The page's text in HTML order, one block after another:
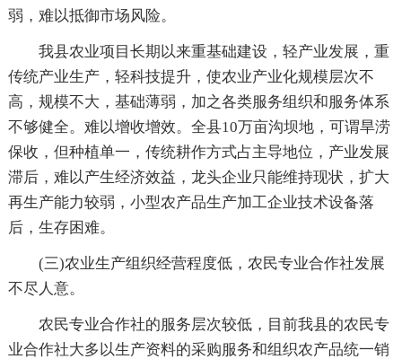
弱，难以抵御市场风险。
我县农业项目长期以来重基础建设，轻产业发展，重
传统产业生产，轻科技提升，使农业产业化规模层次不
高，规模不大，基础薄弱，加之各类服务组织和服务体系
不够健全。难以增收增效。全县10万亩沟坝地，可谓旱涝
保收，但种植单一，传统耕作方式占主导地位，产业发展
滞后，难以产生经济效益，龙头企业只能维持现状，扩大
再生产能力较弱，小型农产品生产加工企业技术设备落
后，生存困难。
(三)农业生产组织经营程度低，农民专业合作社发展
不尽人意。
农民专业合作社的服务层次较低，目前我县的农民专
业合作社大多以生产资料的采购服务和组织农产品统一销